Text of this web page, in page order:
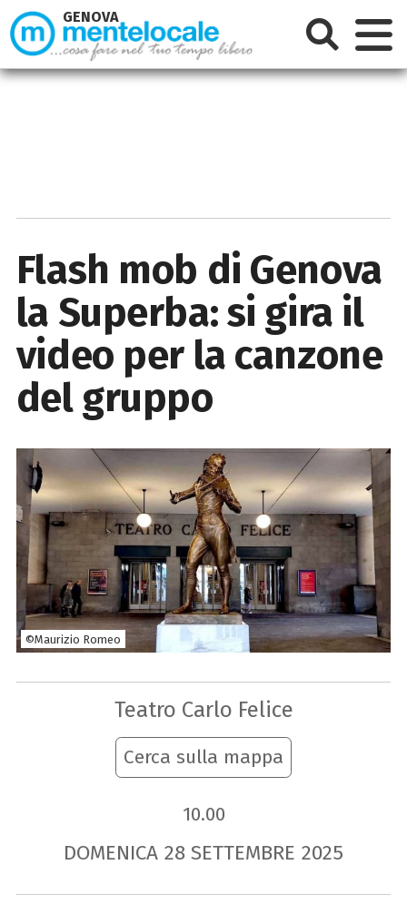
Flash mob di Genova
la Superba: si gira il
video per la canzone
del gruppo
©Maurizio Romeo
Teatro Carlo Felice
Cerca sulla mappa
10.00
DOMENICA 28 SETTEMBRE 2025
GENOVA